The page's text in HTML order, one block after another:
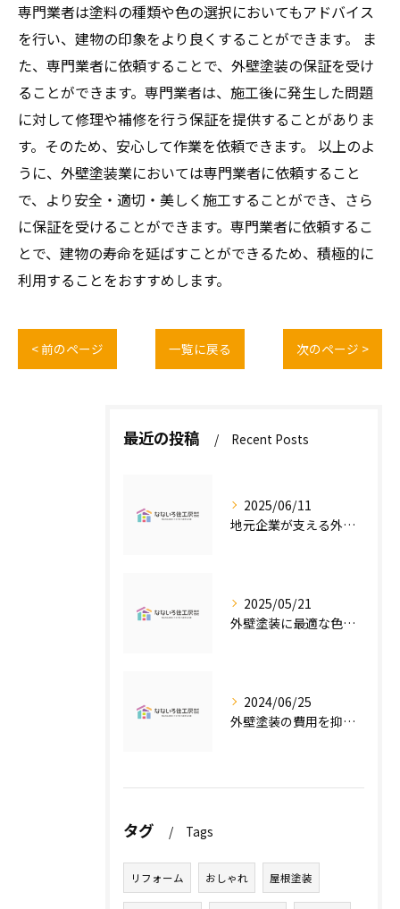
専門業者は塗料の種類や色の選択においてもアドバイス
を行い、建物の印象をより良くすることができます。 ま
た、専門業者に依頼することで、外壁塗装の保証を受け
ることができます。専門業者は、施工後に発生した問題
に対して修理や補修を行う保証を提供することがありま
す。そのため、安心して作業を依頼できます。 以上のよ
うに、外壁塗装業においては専門業者に依頼すること
で、より安全・適切・美しく施工することができ、さら
に保証を受けることができます。専門業者に依頼するこ
とで、建物の寿命を延ばすことができるため、積極的に
利用することをおすすめします。
< 前のページ 一覧に戻る 次のページ >
最近の投稿 Recent Posts
2025/06/11
地元企業が支える外壁塗装の魅力
2025/05/21
外壁塗装に最適な色の選び方
2024/06/25
外壁塗装の費用を抑えたい人必見！低価格で高品質な外壁塗装工事のポイントとは？
タグ Tags
リフォーム おしゃれ 屋根塗装